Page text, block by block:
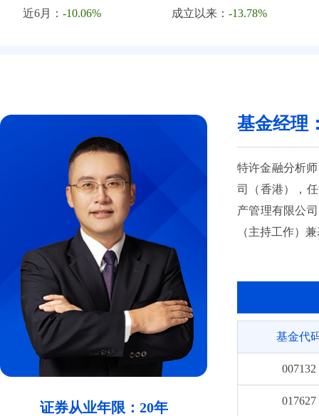
近6月： -10.06%
成立以来：-13.78%
证券从业年限：20年
基金经理
特许金融分析
司（香港），
产管理有限公
（主持工作）
基金代
007132
017627